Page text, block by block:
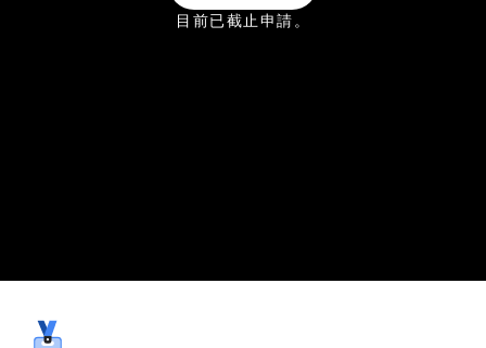
目前已截止申請。